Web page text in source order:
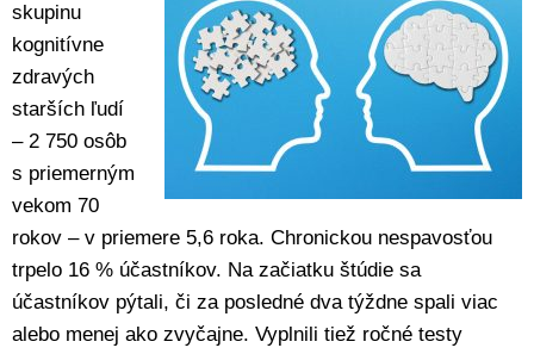
skupinu
kognitívne
zdravých
starších ľudí
– 2 750 osôb
s priemerným
vekom 70
rokov – v priemere 5,6 roka. Chronickou nespavosťou
trpelo 16 % účastníkov. Na začiatku štúdie sa
účastníkov pýtali, či za posledné dva týždne spali viac
alebo menej ako zvyčajne. Vyplnili tiež ročné testy